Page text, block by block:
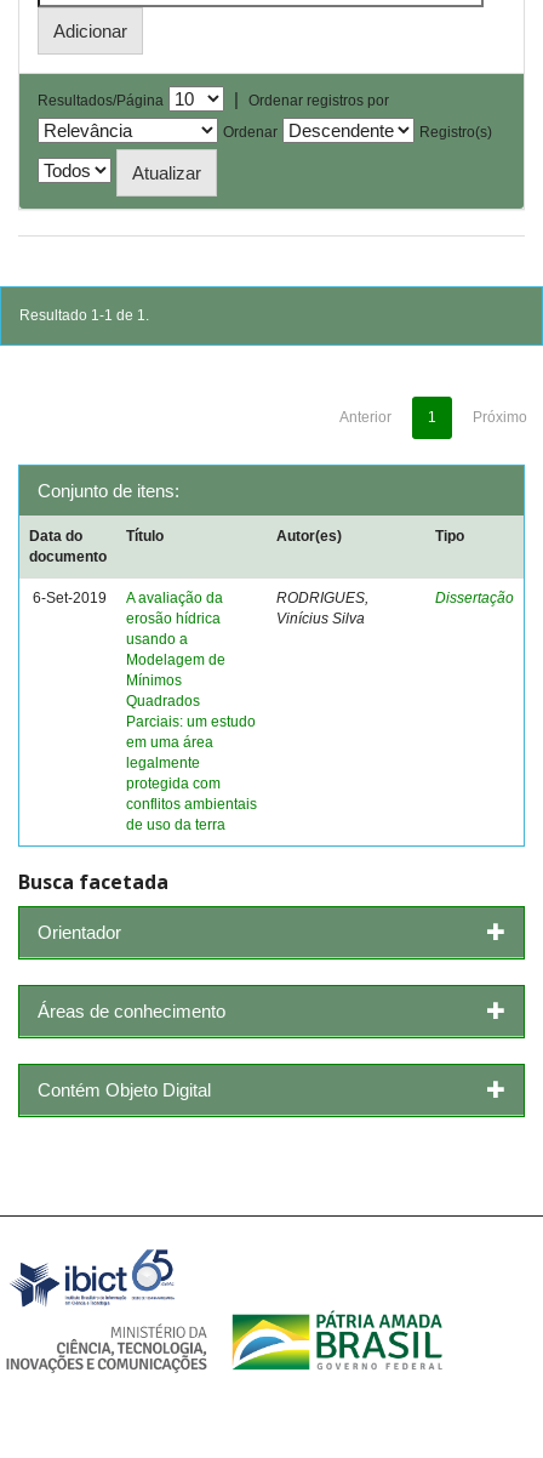
Resultados/Página |
Ordenar registros por
Ordenar
Registro(s)
Resultado 1-1 de 1.
Anterior 1 Próximo
Conjunto de itens:
Data do
documento
Título Autor(es) Tipo
6-Set-2019
A avaliação da
erosão hídrica
usando a
Modelagem de
Mínimos
Quadrados
Parciais: um estudo
em uma área
legalmente
protegida com
conflitos ambientais
de uso da terra
RODRIGUES,
Vinícius Silva
Dissertação
Busca facetada
Orientador
Áreas de conhecimento
Contém Objeto Digital